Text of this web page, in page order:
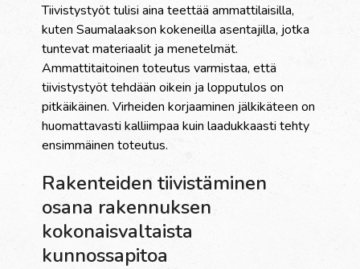
Tiivistystyöt tulisi aina teettää ammattilaisilla,
kuten Saumalaakson kokeneilla asentajilla, jotka
tuntevat materiaalit ja menetelmät.
Ammattitaitoinen toteutus varmistaa, että
tiivistystyöt tehdään oikein ja lopputulos on
pitkäikäinen. Virheiden korjaaminen jälkikäteen on
huomattavasti kalliimpaa kuin laadukkaasti tehty
ensimmäinen toteutus.
Rakenteiden tiivistäminen
osana rakennuksen
kokonaisvaltaista
kunnossapitoa